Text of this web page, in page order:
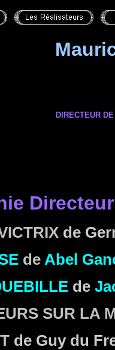
DIRECTEUR
de
de Abel
de
SUR LA
de Guy du